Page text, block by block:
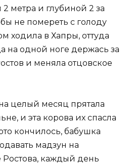
метра и глубиной 2 за
не помереть с голоду
ходила в Хапры, оттуда
на одной ноге держась за
и меняла отцовское
целый месяц прятала
и эта корова их спасла
кончилось, бабушка
мадзун на
каждый день